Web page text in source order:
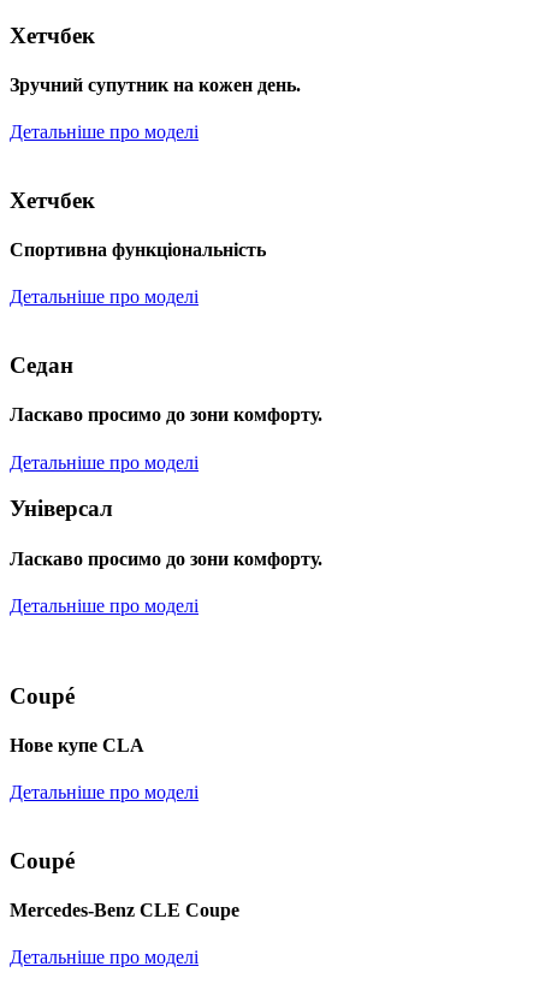
Хетчбек
Зручний супутник на кожен день.
Детальніше про моделі
Хетчбек
Спортивна функціональність
Детальніше про моделі
Седан
Ласкаво просимо до зони комфорту.
Детальніше про моделі
Універсал
Ласкаво просимо до зони комфорту.
Детальніше про моделі
Coupé
Нове купе CLA
Детальніше про моделі
Coupé
Mercedes-Benz CLE Coupe
Детальніше про моделі